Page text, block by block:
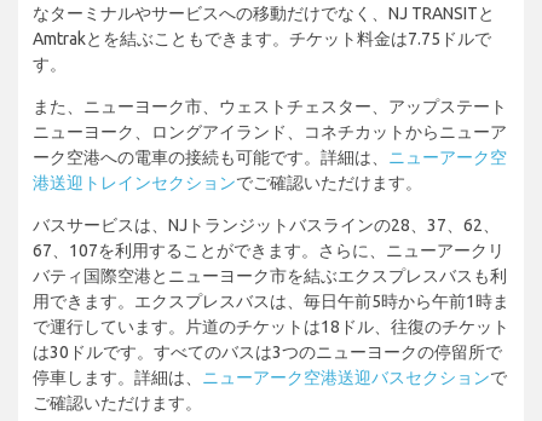
なターミナルやサービスへの移動だけでなく、NJ TRANSITと
Amtrakとを結ぶこともできます。チケット料金は7.75ドルで
す。
また、ニューヨーク市、ウェストチェスター、アップステート
ニューヨーク、ロングアイランド、コネチカットからニューア
ーク空港への電車の接続も可能です。詳細は、 ニューアーク空
港送迎トレインセクションでご確認いただけます。
バスサービスは、NJトランジットバスラインの28、37、62、
67、107を利用することができます。さらに、ニューアークリ
バティ国際空港とニューヨーク市を結ぶエクスプレスバスも利
用できます。エクスプレスバスは、毎日午前5時から午前1時ま
で運行しています。片道のチケットは18ドル、往復のチケット
は30ドルです。すべてのバスは3つのニューヨークの停留所で
停車します。詳細は、 ニューアーク空港送迎バスセクションで
ご確認いただけます。